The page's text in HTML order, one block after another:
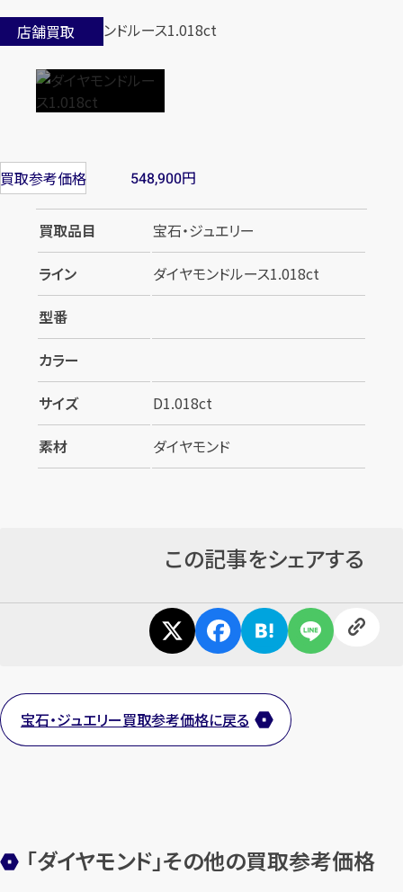
店舗買取
買取参考価格 548,900円
買取品目
宝石・ジュエリー
ライン
ダイヤモンドルース1.018ct
型番
カラー
サイズ
D1.018ct
素材
ダイヤモンド
この記事をシェアする
宝石・ジュエリー買取参考価格に戻る
「ダイヤモンド」その他の買取参考価格